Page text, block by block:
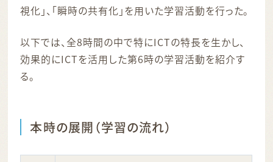
視化」、「瞬時の共有化」を用いた学習活動を行った。
以下では、全8時間の中で特にICTの特長を生かし、
効果的にICTを活用した第6時の学習活動を紹介す
る。
本時の展開（学習の流れ）